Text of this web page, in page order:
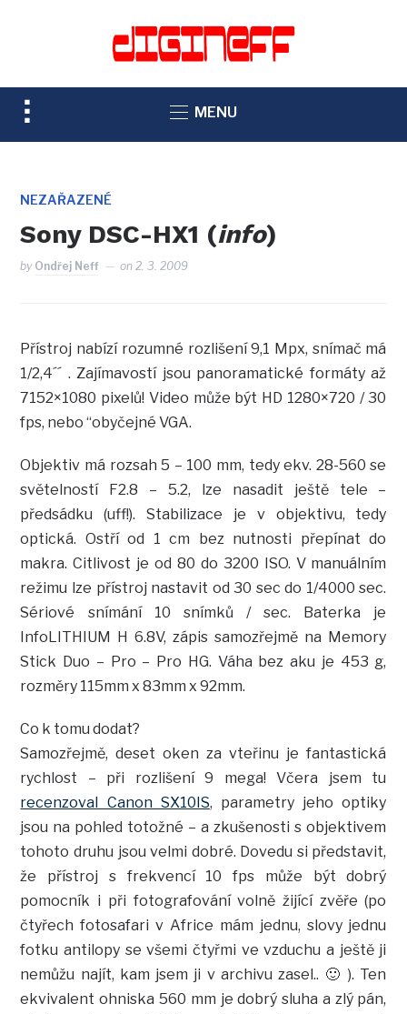
TOGGLE
SIDEBAR
NAVIGATION
MENU
NEZAŘAZENÉ
Sony DSC-HX1 (info)
by Ondřej Neff on2. 3. 2009
Přístroj nabízí rozumné rozlišení 9,1 Mpx, snímač má
1/2,4´´ . Zajímavostí jsou panoramatické formáty až
7152×1080 pixelů! Video může být HD 1280×720 / 30
fps, nebo “obyčejné VGA.
Objektiv má rozsah 5 – 100 mm, tedy ekv. 28-560 se
světelností F2.8 – 5.2, lze nasadit ještě tele –
předsádku (uff!). Stabilizace je v objektivu, tedy
optická. Ostří od 1 cm bez nutnosti přepínat do
makra. Citlivost je od 80 do 3200 ISO. V manuálním
režimu lze přístroj nastavit od 30 sec do 1/4000 sec.
Sériové snímání 10 snímků / sec. Baterka je
InfoLITHIUM H 6.8V, zápis samozřejmě na Memory
Stick Duo – Pro – Pro HG. Váha bez aku je 453 g,
rozměry 115mm x 83mm x 92mm.
Co k tomu dodat?
Samozřejmě, deset oken za vteřinu je fantastická
rychlost – při rozlišení 9 mega! Včera jsem tu
recenzoval Canon SX10IS, parametry jeho optiky
jsou na pohled totožné – a zkušenosti s objektivem
tohoto druhu jsou velmi dobré. Dovedu si představit,
že přístroj s frekvencí 10 fps může být dobrý
pomocník i při fotografování volně žijící zvěře (po
čtyřech fotosafari v Africe mám jednu, slovy jednu
fotku antilopy se všemi čtyřmi ve vzduchu a ještě ji
nemůžu najít, kam jsem ji v archivu zasel.. 🙂 ). Ten
ekvivalent ohniska 560 mm je dobrý sluha a zlý pán,